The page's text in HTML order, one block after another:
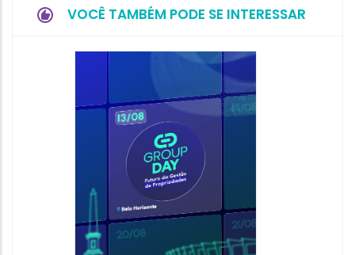
VOCÊ TAMBÉM PODE SE INTERESSAR